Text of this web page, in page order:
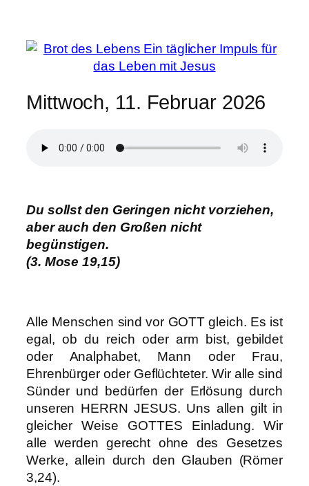
Mittwoch, 11. Februar 2026
Du sollst den Geringen nicht vorziehen,
aber auch den Großen nicht
begünstigen.
(3. Mose 19,15)
Alle Menschen sind vor GOTT gleich. Es ist
egal, ob du reich oder arm bist, gebildet
oder Analphabet, Mann oder Frau,
Ehrenbürger oder Geflüchteter. Wir alle sind
Sünder und bedürfen der Erlösung durch
unseren HERRN JESUS. Uns allen gilt in
gleicher Weise GOTTES Einladung. Wir
alle werden gerecht ohne des Gesetzes
Werke, allein durch den Glauben (Römer
3,24).